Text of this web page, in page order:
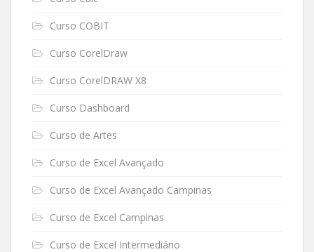
Curso COBIT
Curso CorelDraw
Curso CorelDRAW X8
Curso Dashboard
Curso de Artes
Curso de Excel Avançado
Curso de Excel Avançado Campinas
Curso de Excel Campinas
Curso de Excel Intermediário